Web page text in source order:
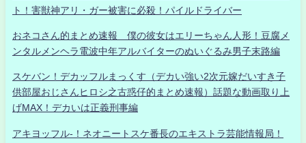
ト！害獣神アリ・ガー被害に必殺！パイルドライバー
おネコさん的まとめ速報 僕の彼女はエリーちゃん人形！豆腐メ
ンタルメンヘラ電波中年アルバイターのぬいぐるみ男子末路編
スケバン！デカッフルまっくす（デカい強い2次元嫁だいすき子
供部屋おじさんヒロシ之古惑仔的まとめ速報）話題な動画取り上
げMAX！デカいは正義刑事編
アキヨッフル-！ネオニートスケ番長のエキストラ芸能情報局！